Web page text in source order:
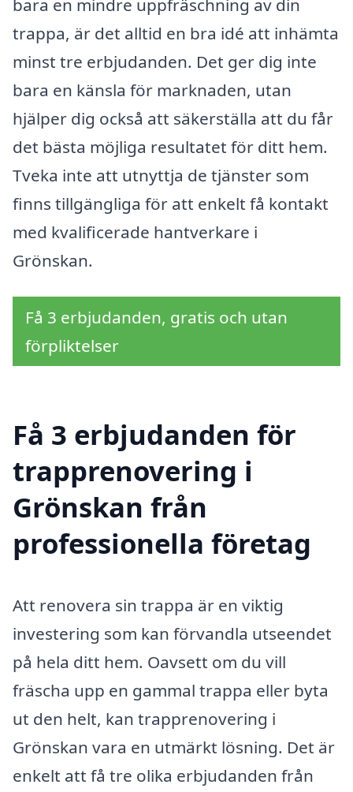
bara en mindre uppfräschning av din
trappa, är det alltid en bra idé att inhämta
minst tre erbjudanden. Det ger dig inte
bara en känsla för marknaden, utan
hjälper dig också att säkerställa att du får
det bästa möjliga resultatet för ditt hem.
Tveka inte att utnyttja de tjänster som
finns tillgängliga för att enkelt få kontakt
med kvalificerade hantverkare i
Grönskan.
Få 3 erbjudanden, gratis och utan
förpliktelser
Få 3 erbjudanden för
trapprenovering i
Grönskan från
professionella företag
Att renovera sin trappa är en viktig
investering som kan förvandla utseendet
på hela ditt hem. Oavsett om du vill
fräscha upp en gammal trappa eller byta
ut den helt, kan trapprenovering i
Grönskan vara en utmärkt lösning. Det är
enkelt att få tre olika erbjudanden från